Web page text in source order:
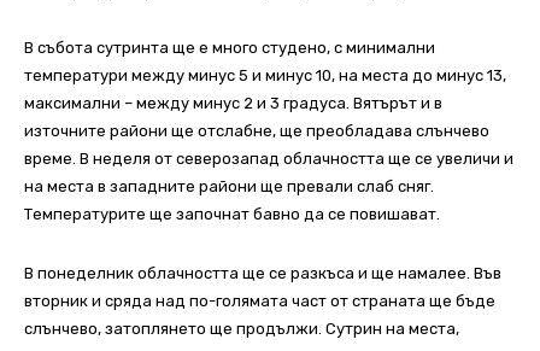
В събота сутринта ще е много студено, с минимални
температури между минус 5 и минус 10, на места до минус 13,
максимални – между минус 2 и 3 градуса. Вятърът и в
източните райони ще отслабне, ще преобладава слънчево
време. В неделя от северозапад облачността ще се увеличи и
на места в западните райони ще превали слаб сняг.
Температурите ще започнат бавно да се повишават.
В понеделник облачността ще се разкъса и ще намалее. Във
вторник и сряда над по-голямата част от страната ще бъде
слънчево, затоплянето ще продължи. Сутрин на места,